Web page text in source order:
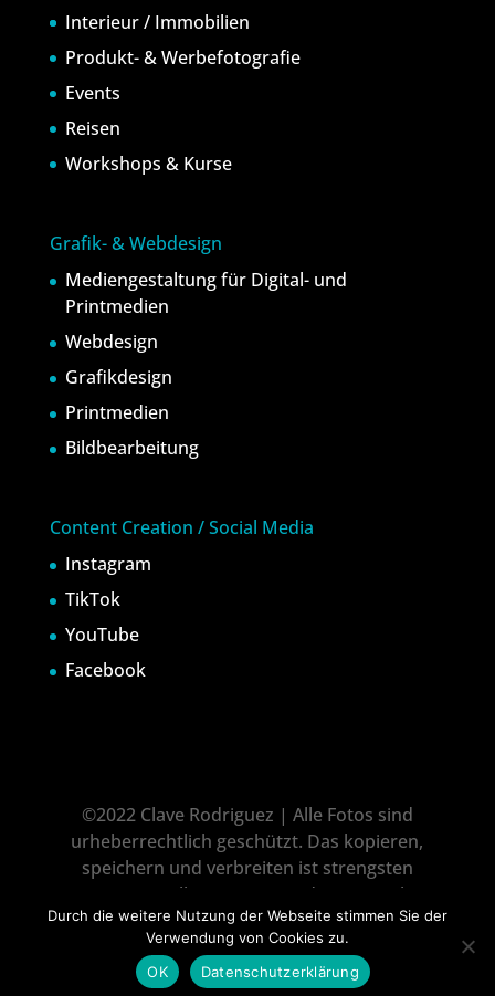
Interieur / Immobilien
Produkt- & Werbefotografie
Events
Reisen
Workshops & Kurse
Grafik- & Webdesign
Mediengestaltung für Digital- und
Printmedien
Webdesign
Grafikdesign
Printmedien
Bildbearbeitung
Content Creation / Social Media
Instagram
TikTok
YouTube
Facebook
©2022 Clave Rodriguez | Alle Fotos sind
urheberrechtlich geschützt. Das kopieren,
speichern und verbreiten ist strengsten
untersagt! All pictures is under copyright
protection! It is not allowed to download, copy
and dissemination without explicit approval!
Impressum|Datenschutz
Durch die weitere Nutzung der Webseite stimmen Sie der
Verwendung von Cookies zu.
OK
Datenschutzerklärung